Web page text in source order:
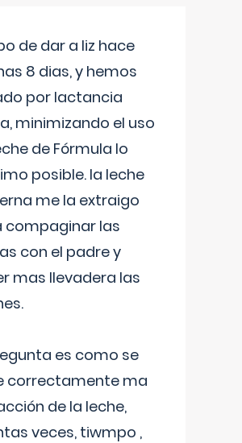
de dar a liz hace
8 dias, y hemos
por lactancia
minimizando el uso
de Fórmula lo
posible. la leche
me la extraigo
compaginar las
con el padre y
mas llevadera las
es como se
correctamente ma
de la leche,
veces, tiwmpo ,